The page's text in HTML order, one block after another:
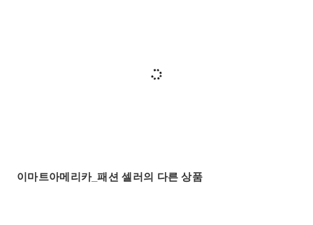
이마트아메리카_패션 셀러의 다른 상품